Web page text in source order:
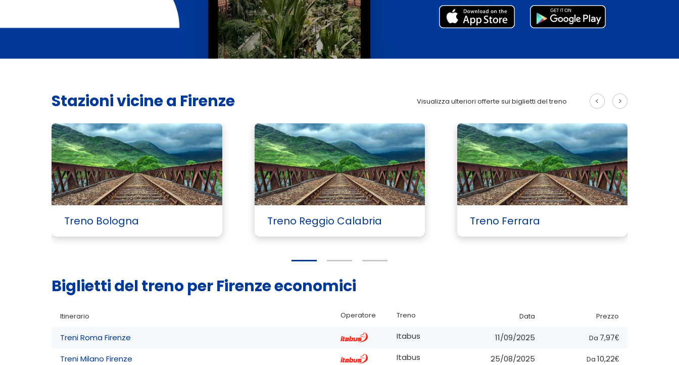
Stazioni vicine a Firenze Visualizza ulteriori offerte sui biglietti del treno
Treno Bologna Treno Reggio Calabria Treno Ferrara
Biglietti del treno per Firenze economici
Itinerario Operatore Treno Data Prezzo
Treni Roma Firenze Itabus 11/09/2025 Da 7,97€
Treni Milano Firenze Itabus 25/08/2025 Da 10,22€